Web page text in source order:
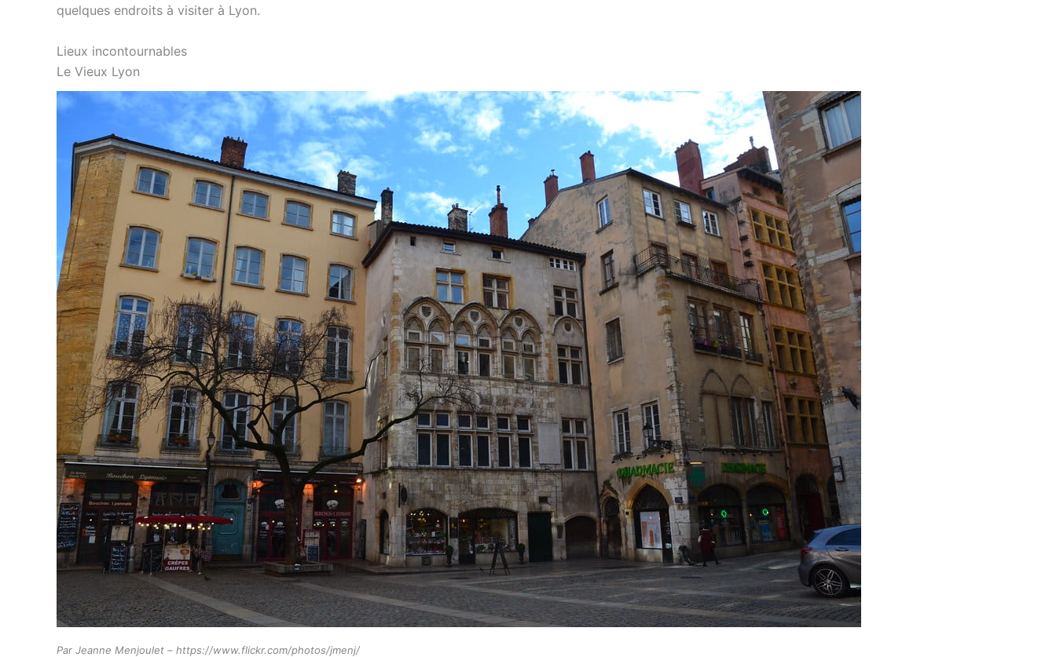
quelques endroits à visiter à Lyon.
Lieux incontournables
Le Vieux Lyon
Par Jeanne Menjoulet – https://www.flickr.com/photos/jmenj/